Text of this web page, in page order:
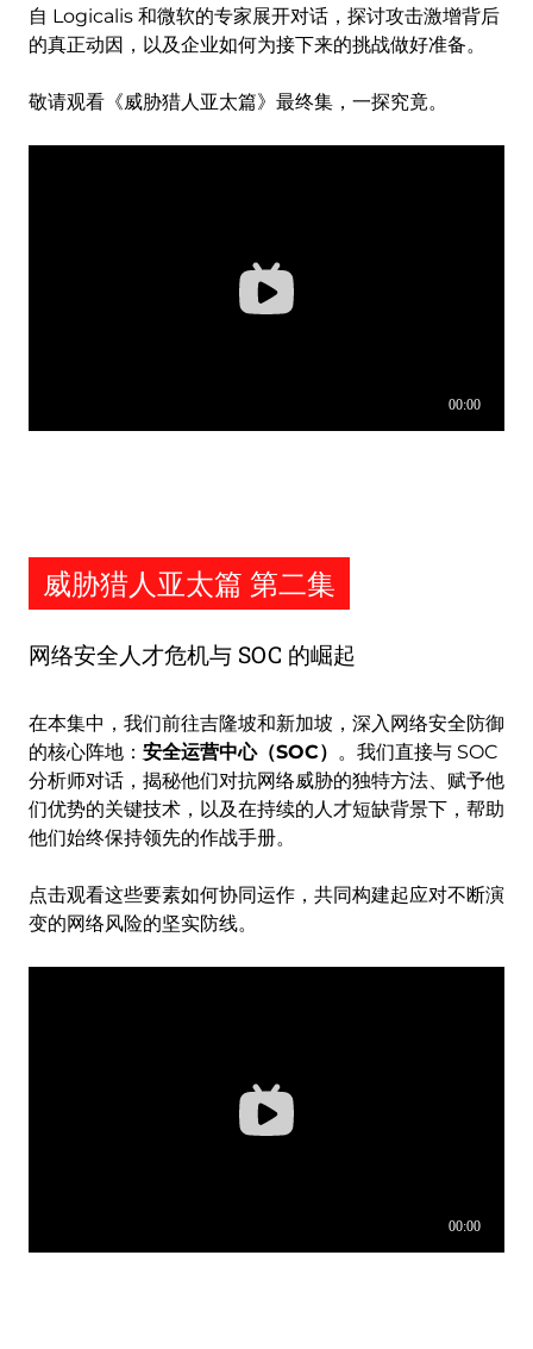
自 Logicalis 和微软的专家展开对话，探讨攻击激增背后
的真正动因，以及企业如何为接下来的挑战做好准备。
敬请观看《威胁猎人亚太篇》最终集，一探究竟。
威胁猎人亚太篇 第二集
网络安全人才危机与 SOC 的崛起
在本集中，我们前往吉隆坡和新加坡，深入网络安全防御
的核心阵地： 安全运营中心（SOC） 。我们直接与 SOC
分析师对话，揭秘他们对抗网络威胁的独特方法、赋予他
们优势的关键技术，以及在持续的人才短缺背景下，帮助
他们始终保持领先的作战手册。
点击观看这些要素如何协同运作，共同构建起应对不断演
变的网络风险的坚实防线。